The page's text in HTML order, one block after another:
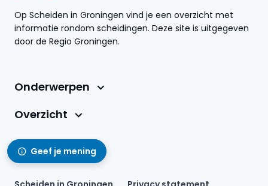
Op Scheiden in Groningen vind je een overzicht met
informatie rondom scheidingen. Deze site is uitgegeven
door de Regio Groningen.
Onderwerpen
Overzicht
Geef je mening